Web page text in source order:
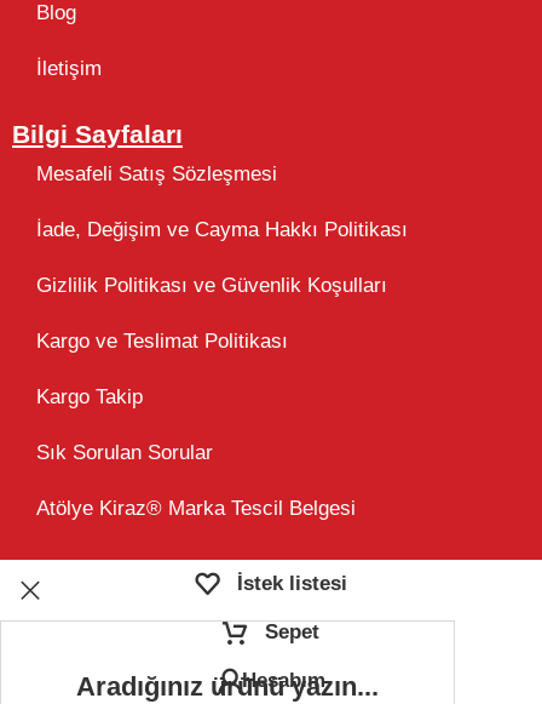
Blog
İletişim
Bilgi Sayfaları
Mesafeli Satış Sözleşmesi
İade, Değişim ve Cayma Hakkı Politikası
Gizlilik Politikası ve Güvenlik Koşulları
Kargo ve Teslimat Politikası
Kargo Takip
Sık Sorulan Sorular
Atölye Kiraz® Marka Tescil Belgesi
İstek listesi
Sepet
Hesabım